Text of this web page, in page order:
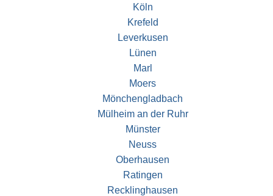
Köln
Krefeld
Leverkusen
Lünen
Marl
Moers
Mönchengladbach
Mülheim an der Ruhr
Münster
Neuss
Oberhausen
Ratingen
Recklinghausen